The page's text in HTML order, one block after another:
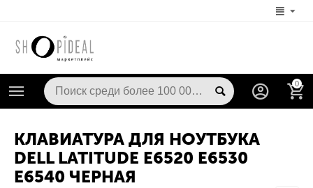
0
КЛАВИАТУРА ДЛЯ НОУТБУКА
DELL LATITUDE E6520 E6530
E6540 ЧЕРНАЯ